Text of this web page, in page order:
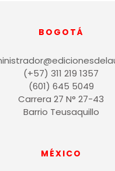
BOGOTÁ
(+57) 311 219 1357
(601) 645 5049
Carrera 27 N° 27-43
Barrio Teusaquillo
MÉXICO